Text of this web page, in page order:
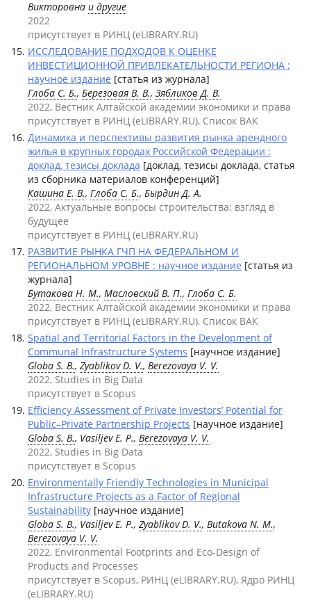
Викторовна и другие
2022
присутствует в РИНЦ (eLIBRARY.RU)
ИССЛЕДОВАНИЕ ПОДХОДОВ К ОЦЕНКЕ
ИНВЕСТИЦИОННОЙ ПРИВЛЕКАТЕЛЬНОСТИ РЕГИОНА :
научное издание [статья из журнала]
Глоба С. Б., Березовая В. В., Зябликов Д. В.
2022, Вестник Алтайской академии экономики и права
присутствует в РИНЦ (eLIBRARY.RU), Список ВАК
Динамика и перспективы развития рынка арендного
жилья в крупных городах Российской Федерации :
доклад, тезисы доклада [доклад, тезисы доклада, статья
из сборника материалов конференций]
Кашина Е. В., Глоба С. Б., Бырдин Д. А.
2022, Актуальные вопросы строительства: взгляд в
будущее
присутствует в РИНЦ (eLIBRARY.RU)
РАЗВИТИЕ РЫНКА ГЧП НА ФЕДЕРАЛЬНОМ И
РЕГИОНАЛЬНОМ УРОВНЕ : научное издание [статья из
журнала]
Бутакова Н. М., Масловский В. П., Глоба С. Б.
2022, Вестник Алтайской академии экономики и права
присутствует в РИНЦ (eLIBRARY.RU), Список ВАК
Spatial and Territorial Factors in the Development of
Communal Infrastructure Systems [научное издание]
Globa S. B., Zyablikov D. V., Berezovaya V. V.
2022, Studies in Big Data
присутствует в Scopus
Efficiency Assessment of Private Investors’ Potential for
Public–Private Partnership Projects [научное издание]
Globa S. B., Vasiljev E. P., Berezovaya V. V.
2022, Studies in Big Data
присутствует в Scopus
Environmentally Friendly Technologies in Municipal
Infrastructure Projects as a Factor of Regional
Sustainability [научное издание]
Globa S. B., Vasiljev E. P., Zyablikov D. V., Butakova N. M.,
Berezovaya V. V.
2022, Environmental Footprints and Eco-Design of
Products and Processes
присутствует в Scopus, РИНЦ (eLIBRARY.RU), Ядро РИНЦ
(eLIBRARY.RU)